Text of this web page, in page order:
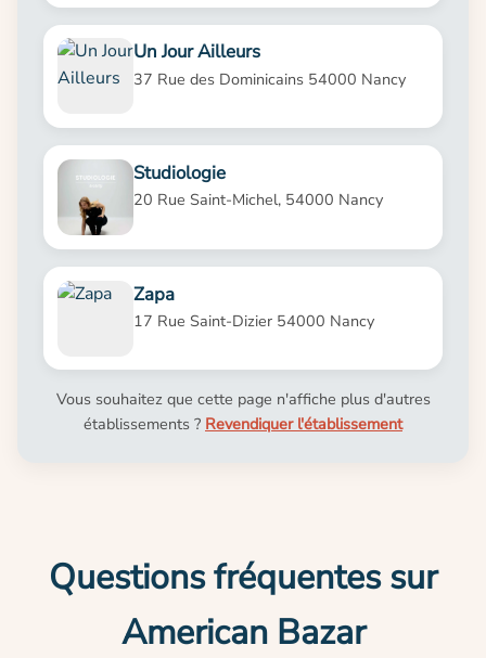
Un Jour Ailleurs
37 Rue des Dominicains 54000 Nancy
Studiologie
20 Rue Saint-Michel, 54000 Nancy
Zapa
17 Rue Saint-Dizier 54000 Nancy
Vous souhaitez que cette page n'affiche plus d'autres
établissements ? Revendiquer l'établissement
Questions fréquentes sur
American Bazar